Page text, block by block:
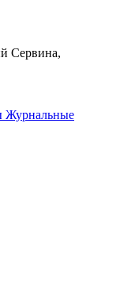
Сервина,
Журнальные